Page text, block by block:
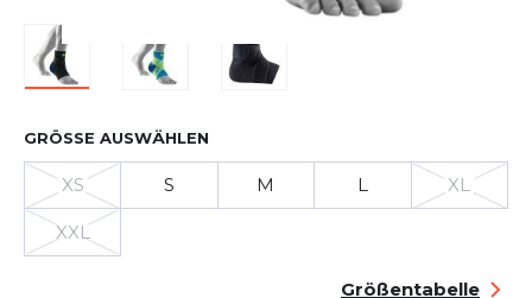
GRÖSSE AUSWÄHLEN
XS S M L XL
XXL
Größentabelle